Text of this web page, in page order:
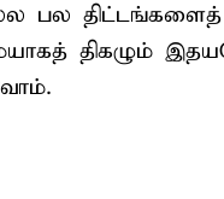
பல திட்டங்களைத்
திகழும்